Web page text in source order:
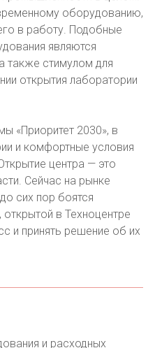
оборудованию,
в работу. Подобные
являются
также стимулом для
открытия лаборатории
«Приоритет 2030», в
и комфортные условия
центра — это
Сейчас на рынке
сих пор боятся
в Техноцентре
и принять решение об их
и расходных